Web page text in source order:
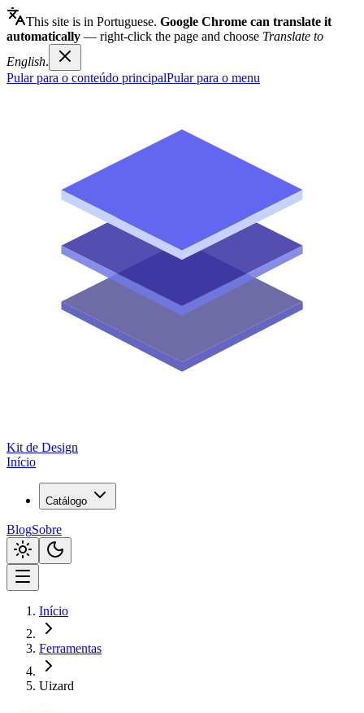
This site is in Portuguese. Google Chrome can translate it
automatically — right-click the page and choose Translate to
English.
Pular para o conteúdo principalPular para o menu
Kit de Design
Início
Catálogo
BlogSobre
Início
Ferramentas
Uizard